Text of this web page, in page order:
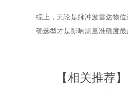
综上，无论是脉冲波雷达物
确选型才是影响测量准确度最
【相关推荐】